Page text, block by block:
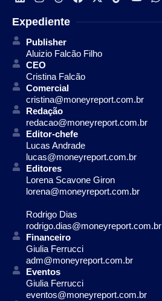
Expediente
Publisher
Aluizio Falcão Filho
CEO
Cristina Falcão
Comercial
cristina@moneyreport.com.br
Redação
redacao@moneyreport.com.br
Editor-chefe
Lucas Andrade
lucas@moneyreport.com.br
Editores
Lorena Scavone Giron
lorena@moneyreport.com.br
Rodrigo Dias
rodrigo.dias@moneyreport.com.br
Financeiro
Giulia Ferrucci
adm@moneyreport.com.br
Eventos
Giulia Ferrucci
eventos@moneyreport.com.br